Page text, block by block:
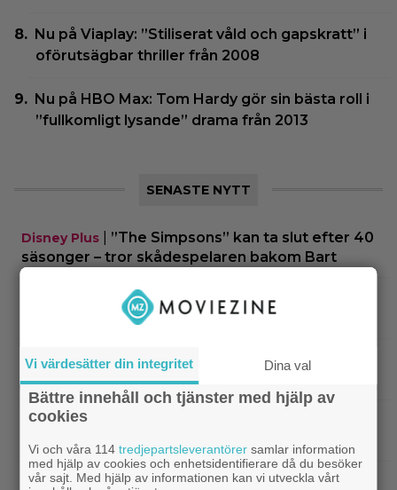
Nu på Viaplay: ”Stiliserat våld och gapskratt” i
oförutsägbar thriller från 2008
Nu på HBO Max: Tom Hardy gör sin bästa roll i
”fullkomligt lysande” drama från 2013
SENASTE NYTT
Disney Plus
”The Simpsons” kan ta slut efter 40
säsonger – tror skådespelaren bakom Bart
90-talets roligaste komedi intar
Viaplay: ”Sjuk humor och genialiskt manus”
HBO Max|Nu på HBO Max: Tom Hardy gör sin
bästa roll i ”fullkomligt lysande” drama från 2013
Streamingtips
vem som är mördaren i ”Beck” nummer 20
Christopher Nolan|På tv ikväll: En av Nolans
Vi värdesätter din integritet Dina val
Bättre innehåll och tjänster med hjälp av
cookies
Vi och våra 114tredjepartsleverantörer samlar information
med hjälp av cookies och enhetsidentifierare då du besöker
vår sajt. Med hjälp av informationen kan vi utveckla vårt